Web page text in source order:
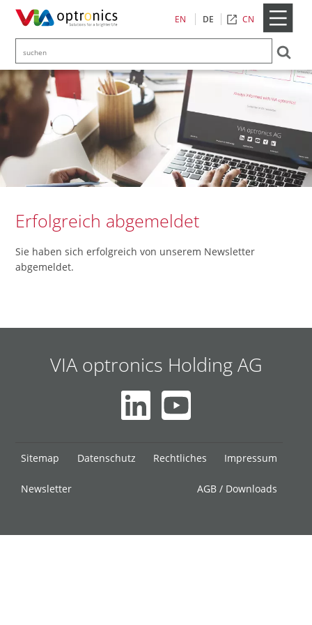
EN DE CN
Erfolgreich abgemeldet
Sie haben sich erfolgreich von unserem Newsletter
abgemeldet.
VIA optronics Holding AG
Navigation
Sitemap Datenschutz Rechtliches Impressum
Newsletter AGB / Downloads